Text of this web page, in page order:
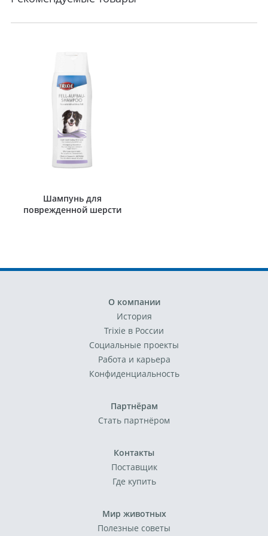
Шампунь для
поврежденной шерсти
О компании
История
Trixie в России
Социальные проекты
Работа и карьера
Конфиденциальность
Партнёрам
Стать партнёром
Контакты
Поставщик
Где купить
Мир животных
Полезные советы